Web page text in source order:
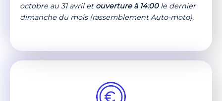
octobre au 31 avril et ouverture à 14:00le dernier
dimanche du mois (rassemblement Auto-moto).